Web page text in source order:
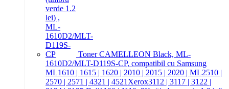
Toner CAMELLEON Black, ML-
1610D2/MLT-D119S-CP, compatibil cu Samsung
ML1610 | 1615 | 1620 | 2010 | 2015 | 2020 | ML2510 |
2570 | 2571 | 4321 | 4521Xerox3112 | 3117 | 3122 |